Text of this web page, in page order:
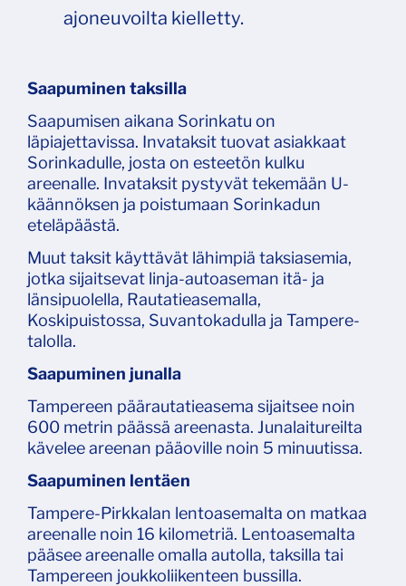
ajoneuvoilta kielletty.
Saapuminen taksilla
Saapumisen aikana Sorinkatu on
läpiajettavissa. Invataksit tuovat asiakkaat
Sorinkadulle, josta on esteetön kulku
areenalle. Invataksit pystyvät tekemään U-
käännöksen ja poistumaan Sorinkadun
eteläpäästä.
Muut taksit käyttävät lähimpiä taksiasemia,
jotka sijaitsevat linja-autoaseman itä- ja
länsipuolella, Rautatieasemalla,
Koskipuistossa, Suvantokadulla ja Tampere-
talolla.
Saapuminen junalla
Tampereen päärautatieasema sijaitsee noin
600 metrin päässä areenasta. Junalaitureilta
kävelee areenan pääoville noin 5 minuutissa.
Saapuminen lentäen
Tampere-Pirkkalan lentoasemalta on matkaa
areenalle noin 16 kilometriä. Lentoasemalta
pääsee areenalle omalla autolla, taksilla tai
Tampereen joukkoliikenteen bussilla.